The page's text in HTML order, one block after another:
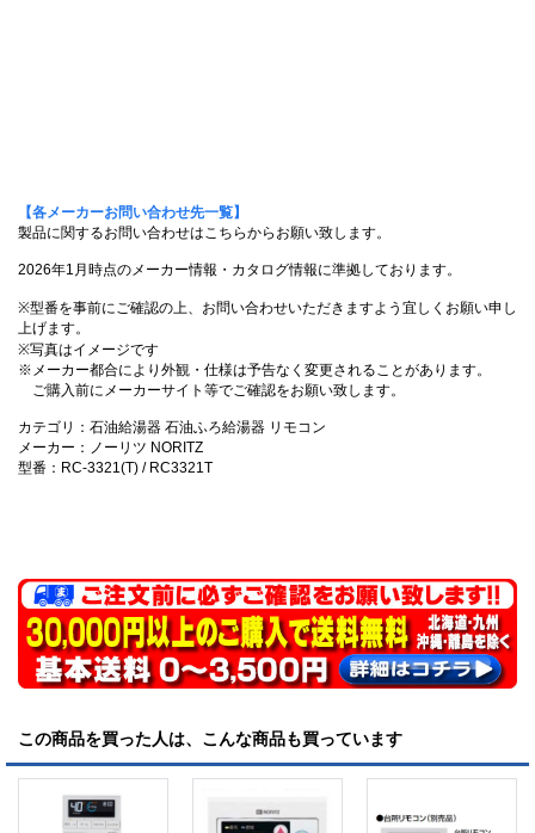
【各メーカーお問い合わせ先一覧】
製品に関するお問い合わせはこちらからお願い致します。
2026年1月時点のメーカー情報・カタログ情報に準拠しております。
※型番を事前にご確認の上、お問い合わせいただきますよう宜しくお願い申し
上げます。
※写真はイメージです
※メーカー都合により外観・仕様は予告なく変更されることがあります。
ご購入前にメーカーサイト等でご確認をお願い致します。
カテゴリ：石油給湯器 石油ふろ給湯器 リモコン
メーカー：ノーリツ NORITZ
型番：RC-3321(T) / RC3321T
この商品を買った人は、こんな商品も買っています